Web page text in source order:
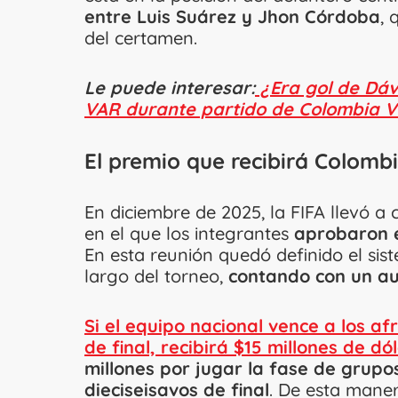
entre Luis Suárez y Jhon Córdoba,
del certamen.
Le puede interesar:¿Era gol de
VAR durante partido de Colombia
El premio que recibirá
En diciembre de 2025, la FIFA llevó
en el que los integrantes aprobaron
En esta reunión quedó definido el
largo del torneo, contando con un
Si el equipo nacional vence a los
de final, recibirá $15 millones de
millones por jugar la fase de
dieciseisavos de final. De esta